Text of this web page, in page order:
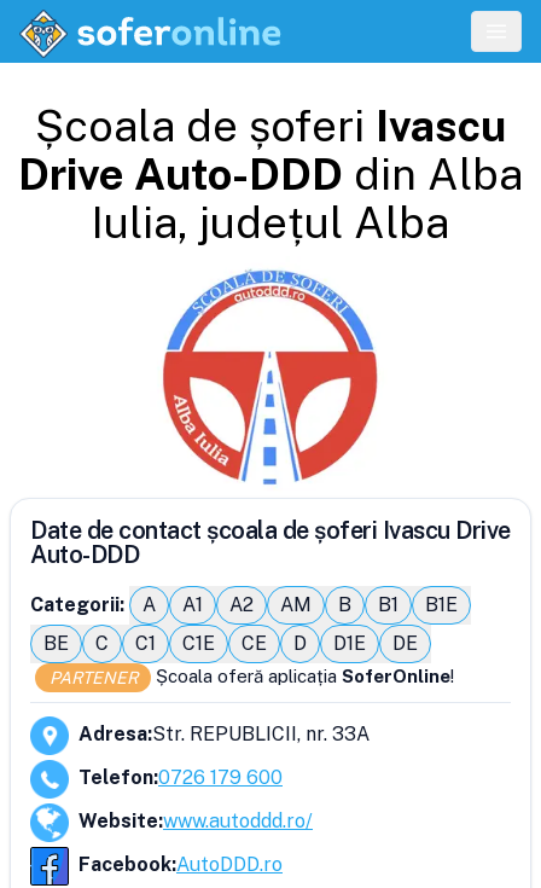
Școala de șoferi Ivascu
Drive Auto-DDD din Alba
Iulia, județul Alba
Date de contact școala de șoferi Ivascu Drive
Auto-DDD
Categorii: A A1 A2 AM B B1
B1E
BE
C C1 C1E CE D D1E DE
PARTENER Școala oferă aplicația SoferOnline!
Adresa:Str. REPUBLICII, nr. 33A
Telefon:0726 179 600
Website:www.autoddd.ro/
Facebook:AutoDDD.ro